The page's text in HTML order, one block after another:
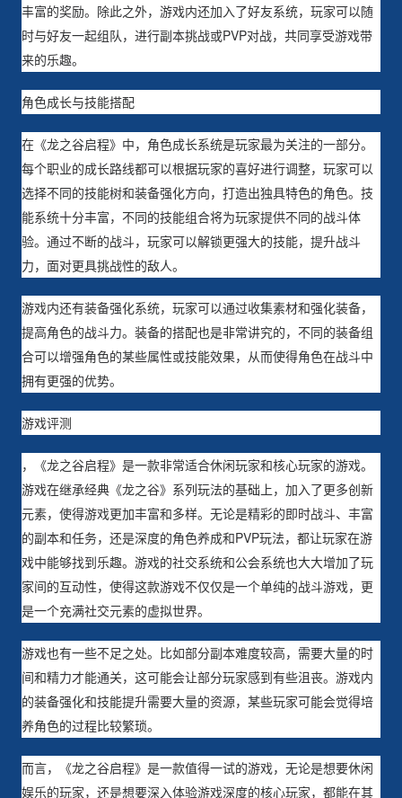
丰富的奖励。除此之外，游戏内还加入了好友系统，玩家可以随
时与好友一起组队，进行副本挑战或PVP对战，共同享受游戏带
来的乐趣。
角色成长与技能搭配
在《龙之谷启程》中，角色成长系统是玩家最为关注的一部分。
每个职业的成长路线都可以根据玩家的喜好进行调整，玩家可以
选择不同的技能树和装备强化方向，打造出独具特色的角色。技
能系统十分丰富，不同的技能组合将为玩家提供不同的战斗体
验。通过不断的战斗，玩家可以解锁更强大的技能，提升战斗
力，面对更具挑战性的敌人。
游戏内还有装备强化系统，玩家可以通过收集素材和强化装备，
提高角色的战斗力。装备的搭配也是非常讲究的，不同的装备组
合可以增强角色的某些属性或技能效果，从而使得角色在战斗中
拥有更强的优势。
游戏评测
，《龙之谷启程》是一款非常适合休闲玩家和核心玩家的游戏。
游戏在继承经典《龙之谷》系列玩法的基础上，加入了更多创新
元素，使得游戏更加丰富和多样。无论是精彩的即时战斗、丰富
的副本和任务，还是深度的角色养成和PVP玩法，都让玩家在游
戏中能够找到乐趣。游戏的社交系统和公会系统也大大增加了玩
家间的互动性，使得这款游戏不仅仅是一个单纯的战斗游戏，更
是一个充满社交元素的虚拟世界。
游戏也有一些不足之处。比如部分副本难度较高，需要大量的时
间和精力才能通关，这可能会让部分玩家感到有些沮丧。游戏内
的装备强化和技能提升需要大量的资源，某些玩家可能会觉得培
养角色的过程比较繁琐。
而言，《龙之谷启程》是一款值得一试的游戏，无论是想要休闲
娱乐的玩家，还是想要深入体验游戏深度的核心玩家，都能在其